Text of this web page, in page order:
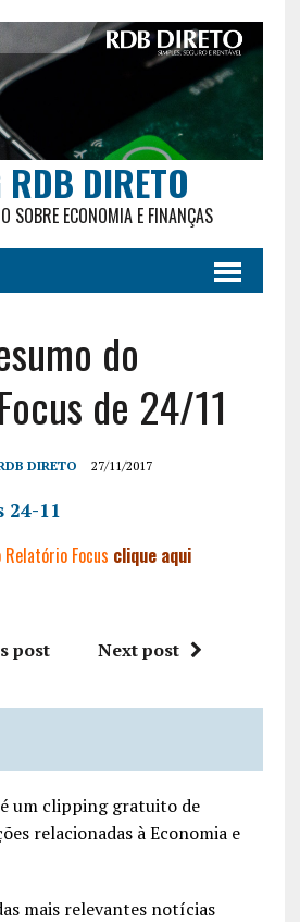
RDB DIRETO
SOBRE ECONOMIA E FINANÇAS
do
de 24/11
DIRETO 27/11/2017
Focus clique aqui
post Next post
um clipping gratuito de
relacionadas à Economia e
mais relevantes notícias